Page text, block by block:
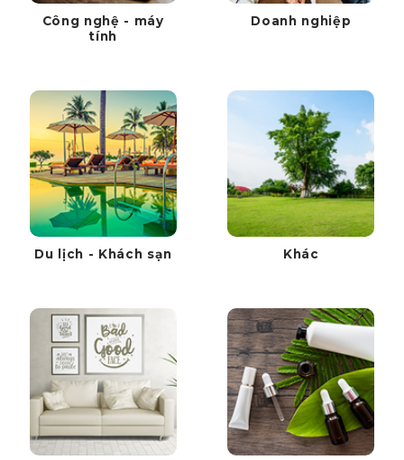
Công nghệ - máy
tính
Doanh nghiệp
Du lịch - Khách sạn Khác